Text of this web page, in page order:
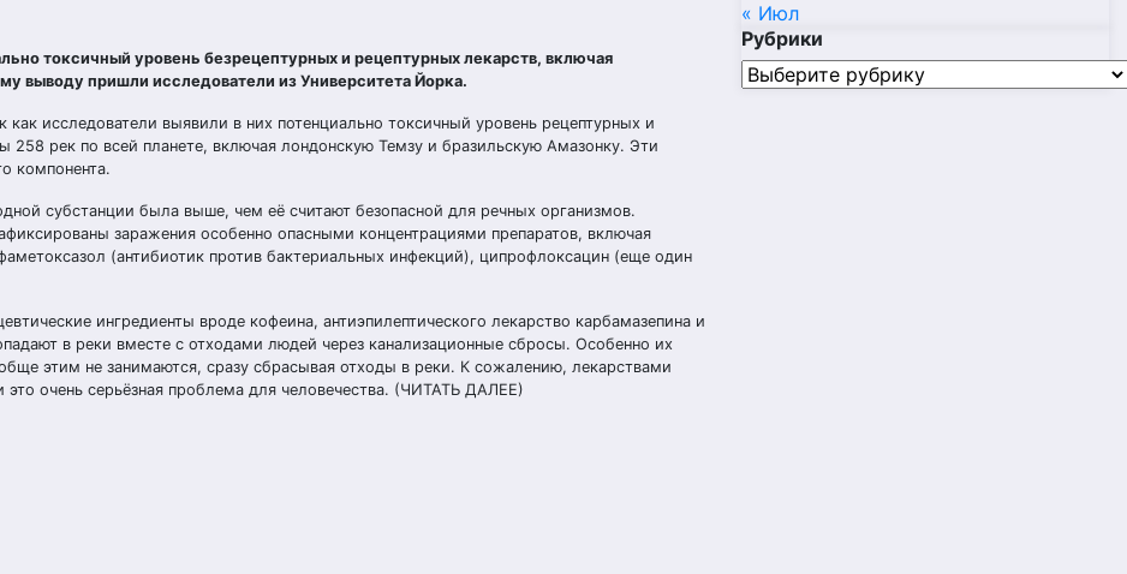
токсичный уровень безрецептурных и рецептурных лекарств, включая
выводу пришли исследователи из Университета Йорка.
исследователи выявили в них потенциально токсичный уровень рецептурных и
258 рек по всей планете, включая лондонскую Темзу и бразильскую Амазонку. Эти
компонента.
субстанции была выше, чем её считают безопасной для речных организмов.
заражения особенно опасными концентрациями препаратов, включая
(антибиотик против бактериальных инфекций), ципрофлоксацин (еще один
ингредиенты вроде кофеина, антиэпилептического лекарство карбамазепина и
в реки вместе с отходами людей через канализационные сбросы. Особенно их
этим не занимаются, сразу сбрасывая отходы в реки. К сожалению, лекарствами
очень серьёзная проблема для человечества. (ЧИТАТЬ ДАЛЕЕ)
« Июл
Рубрики
Рубрики